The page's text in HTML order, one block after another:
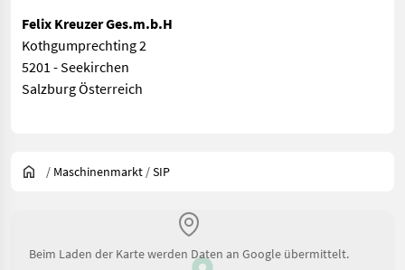
Felix Kreuzer Ges.m.b.H
Kothgumprechting 2
5201 - Seekirchen
Salzburg Österreich
/ Maschinenmarkt /SIP
Beim Laden der Karte werden Daten an Google übermittelt.